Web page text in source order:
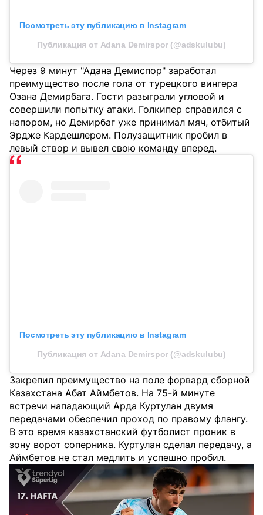
Посмотреть эту публикацию в Instagram
Публикация от Adana Demirspor (@adskulubu)
Через 9 минут "Адана Демиспор" заработал
преимущество после гола от турецкого вингера
Озана Демирбага. Гости разыграли угловой и
совершили попытку атаки. Голкипер справился с
напором, но Демирбаг уже принимал мяч, отбитый
Эрдже Кардешлером. Полузащитник пробил в
левый створ и вывел свою команду вперед.
Посмотреть эту публикацию в Instagram
Публикация от Adana Demirspor (@adskulubu)
Закрепил преимущество на поле форвард сборной
Казахстана Абат Аймбетов. На 75-й минуте
встречи нападающий Арда Куртулан двумя
передачами обеспечил проход по правому флангу.
В это время казахстанский футболист проник в
зону ворот соперника. Куртулан сделал передачу, а
Аймбетов не стал медлить и успешно пробил.